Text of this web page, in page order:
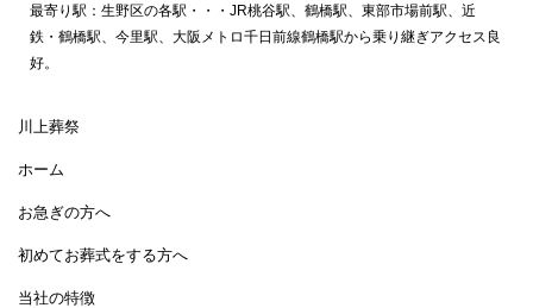
最寄り駅：生野区の各駅・・・JR桃谷駅、鶴橋駅、東部市場前駅、近
鉄・鶴橋駅、今里駅、大阪メトロ千日前線鶴橋駅から乗り継ぎアクセス良
好。
川上葬祭
ホーム
お急ぎの方へ
初めてお葬式をする方へ
当社の特徴